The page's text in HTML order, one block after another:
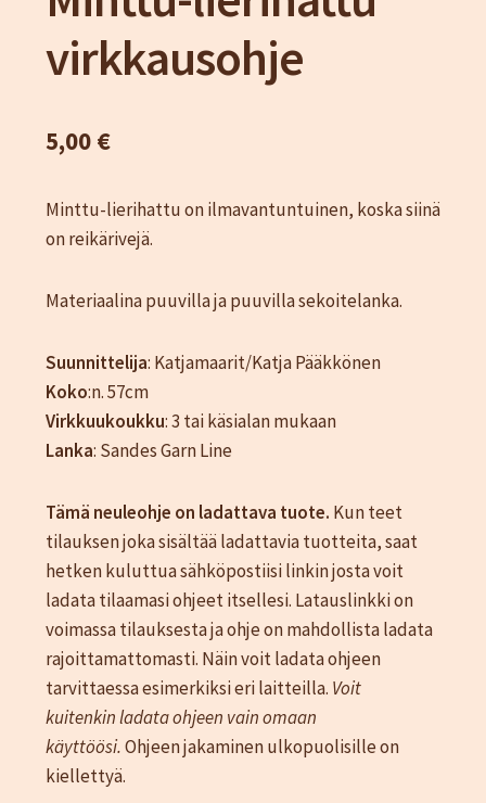
Katjamaarit
Tietosuojaseloste
virkkausohje
5,00 €
Minttu-lierihattu on ilmavantuntuinen, koska siinä
on reikärivejä.
Materiaalina puuvilla ja puuvilla sekoitelanka.
Suunnittelija: Katjamaarit/Katja Pääkkönen
Koko:n. 57cm
Virkkuukoukku: 3 tai käsialan mukaan
Lanka: Sandes Garn Line
Tämä neuleohje on ladattava tuote. Kun teet
tilauksen joka sisältää ladattavia tuotteita, saat
hetken kuluttua sähköpostiisi linkin josta voit
ladata tilaamasi ohjeet itsellesi. Latauslinkki on
voimassa tilauksesta ja ohje on mahdollista ladata
rajoittamattomasti. Näin voit ladata ohjeen
tarvittaessa esimerkiksi eri laitteilla. Voit
kuitenkinladata ohjeen vain omaan
käyttöösi.Ohjeen jakaminen ulkopuolisille on
kiellettyä.